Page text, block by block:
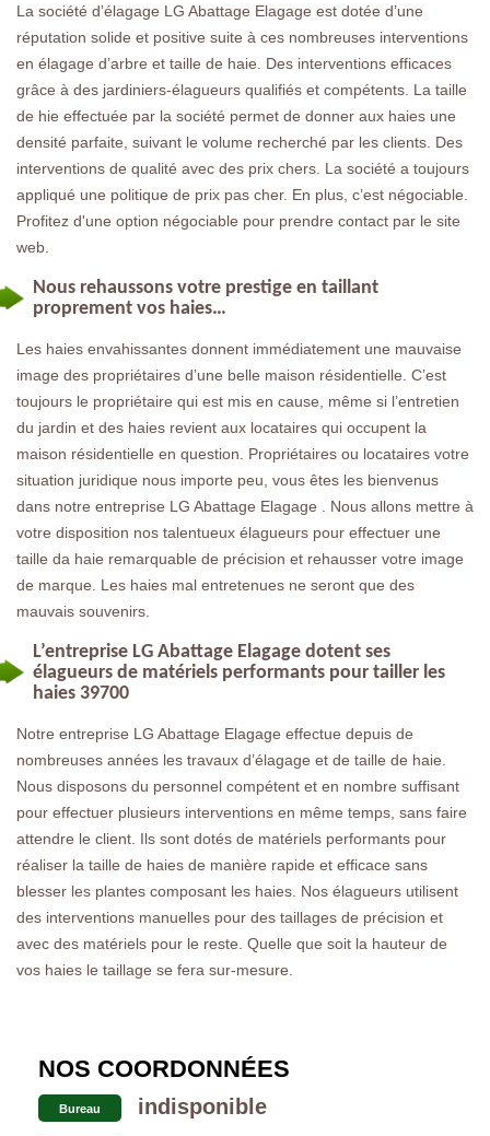
La société d’élagage LG Abattage Elagage est dotée d’une
réputation solide et positive suite à ces nombreuses interventions
en élagage d’arbre et taille de haie. Des interventions efficaces
grâce à des jardiniers-élagueurs qualifiés et compétents. La taille
de hie effectuée par la société permet de donner aux haies une
densité parfaite, suivant le volume recherché par les clients. Des
interventions de qualité avec des prix chers. La société a toujours
appliqué une politique de prix pas cher. En plus, c’est négociable.
Profitez d'une option négociable pour prendre contact par le site
web.
Nous rehaussons votre prestige en taillant
proprement vos haies…
Les haies envahissantes donnent immédiatement une mauvaise
image des propriétaires d’une belle maison résidentielle. C’est
toujours le propriétaire qui est mis en cause, même si l’entretien
du jardin et des haies revient aux locataires qui occupent la
maison résidentielle en question. Propriétaires ou locataires votre
situation juridique nous importe peu, vous êtes les bienvenus
dans notre entreprise LG Abattage Elagage . Nous allons mettre à
votre disposition nos talentueux élagueurs pour effectuer une
taille da haie remarquable de précision et rehausser votre image
de marque. Les haies mal entretenues ne seront que des
mauvais souvenirs.
L’entreprise LG Abattage Elagage dotent ses
élagueurs de matériels performants pour tailler les
haies 39700
Notre entreprise LG Abattage Elagage effectue depuis de
nombreuses années les travaux d’élagage et de taille de haie.
Nous disposons du personnel compétent et en nombre suffisant
pour effectuer plusieurs interventions en même temps, sans faire
attendre le client. Ils sont dotés de matériels performants pour
réaliser la taille de haies de manière rapide et efficace sans
blesser les plantes composant les haies. Nos élagueurs utilisent
des interventions manuelles pour des taillages de précision et
avec des matériels pour le reste. Quelle que soit la hauteur de
vos haies le taillage se fera sur-mesure.
NOS COORDONNÉES
Bureau indisponible